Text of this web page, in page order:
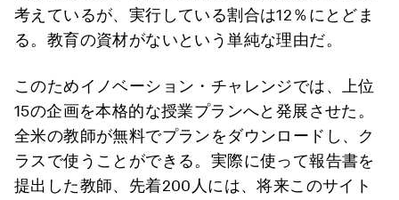
考えているが、実行している割合は12％にとどま
る。教育の資材がないという単純な理由だ。
このためイノベーション・チャレンジでは、上位
15の企画を本格的な授業プランへと発展させた。
全米の教師が無料でプランをダウンロードし、ク
ラスで使うことができる。実際に使って報告書を
提出した教師、先着200人には、将来このサイト